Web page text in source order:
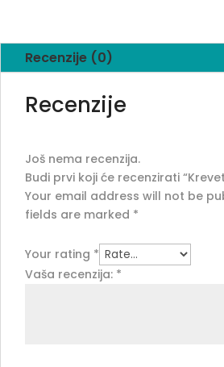
Recenzije (0)
Recenzije
Još nema recenzija.
Budi prvi koji će recenzirati
Your email address will not be
fields are marked *
Your rating *
Vaša recenzija: *